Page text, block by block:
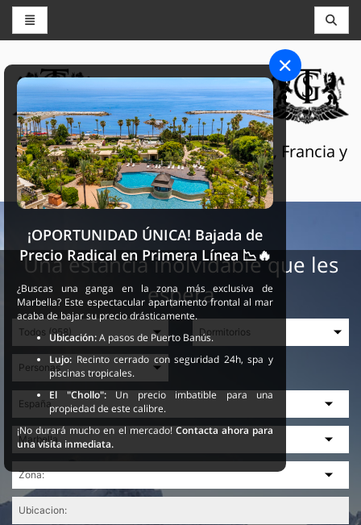
THE GRAND SELECTION
Servicios turísticos de lujo en Suiza, Francia y
España
Una estancia inolvidable que les
espera
¡OPORTUNIDAD ÚNICA! Bajada de
Precio Radical en Primera Línea 📉🔥
¿Buscas una ganga en la zona más exclusiva de
Marbella? Este espectacular apartamento frontal al mar
acaba de bajar su precio drásticamente.
Ubicación:A pasos de Puerto Banús.
Lujo: Recinto cerrado con seguridad 24h, spa y
piscinas tropicales.
El "Chollo":Un precio imbatible para una
propiedad de este calibre.
¡No durará mucho en el mercado!Contacta ahora para
una visita inmediata.